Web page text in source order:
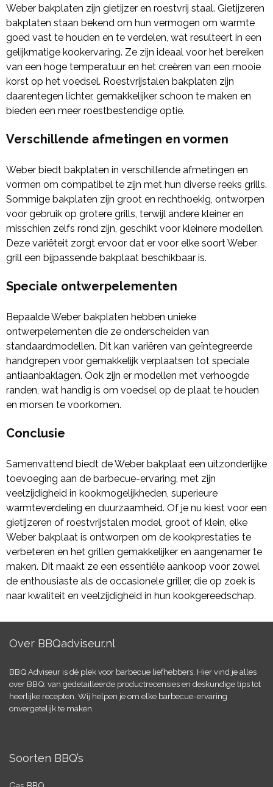
Weber bakplaten zijn gietijzer en roestvrij staal. Gietijzeren
bakplaten staan bekend om hun vermogen om warmte
goed vast te houden en te verdelen, wat resulteert in een
gelijkmatige kookervaring. Ze zijn ideaal voor het bereiken
van een hoge temperatuur en het creëren van een mooie
korst op het voedsel. Roestvrijstalen bakplaten zijn
daarentegen lichter, gemakkelijker schoon te maken en
bieden een meer roestbestendige optie.
Verschillende afmetingen en vormen
Weber biedt bakplaten in verschillende afmetingen en
vormen om compatibel te zijn met hun diverse reeks grills.
Sommige bakplaten zijn groot en rechthoekig, ontworpen
voor gebruik op grotere grills, terwijl andere kleiner en
misschien zelfs rond zijn, geschikt voor kleinere modellen.
Deze variëteit zorgt ervoor dat er voor elke soort Weber
grill een bijpassende bakplaat beschikbaar is.
Speciale ontwerpelementen
Bepaalde Weber bakplaten hebben unieke
ontwerpelementen die ze onderscheiden van
standaardmodellen. Dit kan variëren van geïntegreerde
handgrepen voor gemakkelijk verplaatsen tot speciale
antiaanbaklagen. Ook zijn er modellen met verhoogde
randen, wat handig is om voedsel op de plaat te houden
en morsen te voorkomen.
Conclusie
Samenvattend biedt de Weber bakplaat een uitzonderlijke
toevoeging aan de barbecue-ervaring, met zijn
veelzijdigheid in kookmogelijkheden, superieure
warmteverdeling en duurzaamheid. Of je nu kiest voor een
gietijzeren of roestvrijstalen model, groot of klein, elke
Weber bakplaat is ontworpen om de kookprestaties te
verbeteren en het grillen gemakkelijker en aangenamer te
maken. Dit maakt ze een essentiële aankoop voor zowel
de enthousiaste als de occasionele griller, die op zoek is
naar kwaliteit en veelzijdigheid in hun kookgereedschap.
Over BBQadviseur.nl
BBQ Adviseur is dé plek voor barbecue liefhebbers. Hier vind je alles
over BBQ: van gedetailleerde productrecensies en deskundige tips tot
heerlijke recepten. Wij helpen je om elke barbecue-ervaring
onvergetelijk te maken.
Soorten BBQ’s